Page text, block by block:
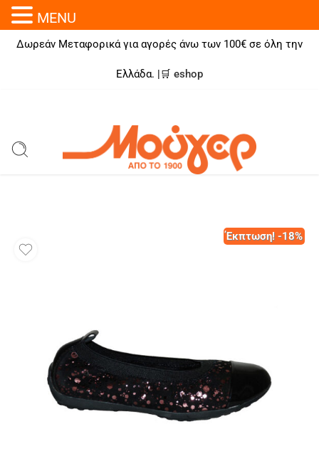
Δωρεάν Μεταφορικά για αγορές άνω των 100€ σε όλη την
Ελλάδα. |🛒 eshop
Έκπτωση! -18%
MENU